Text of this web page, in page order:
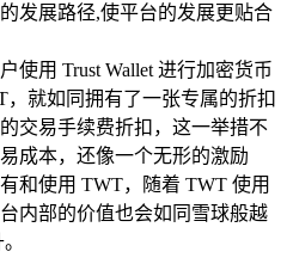
发展路径,使平台的发展更贴合
使用 Trust Wallet 进行加密货币
就如同拥有了一张专属的折扣
交易手续费折扣，这一举措不
成本，还像一个无形的激励
和使用 TWT，随着 TWT 使用
内部的价值也会如同雪球般越